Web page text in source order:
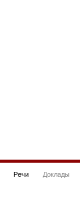
Речи
Доклады